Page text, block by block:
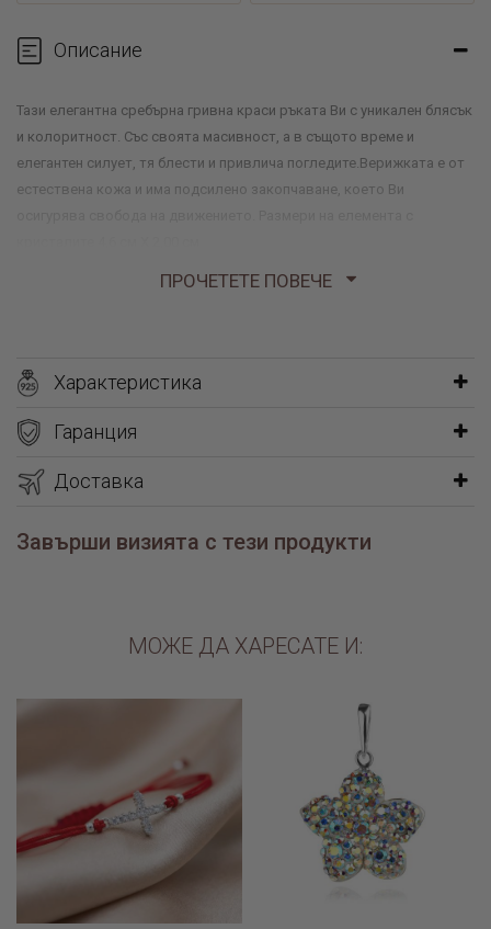
Описание
Тази елегантна сребърна гривна краси ръката Ви с уникален блясък
и колоритност. Със своята масивност, а в същото време и
елегантен силует, тя блести и привлича погледите.Верижката е от
естествена кожа и има подсилено закопчаване, което Ви
ПРОЧЕТЕТЕ ПОВЕЧЕ
Характеристика
Гаранция
Доставка
Завърши визията с тези продукти
МОЖЕ ДА ХАРЕСАТЕ И: